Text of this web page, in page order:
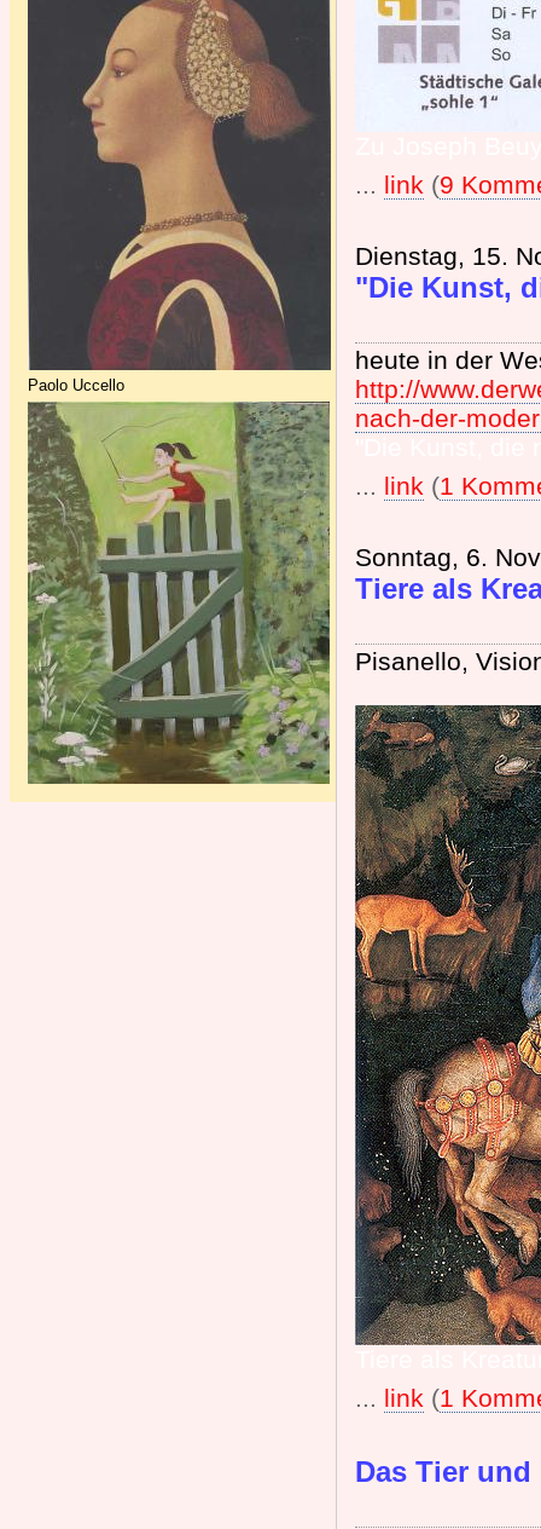
Paolo Uccello
... link (9
Dienstag, 15.
"Die Kunst,
heute in der
http://
nach-der-
... link (1
Sonntag, 6.
Tiere als
Pisanello,
... link (1
Das Tier